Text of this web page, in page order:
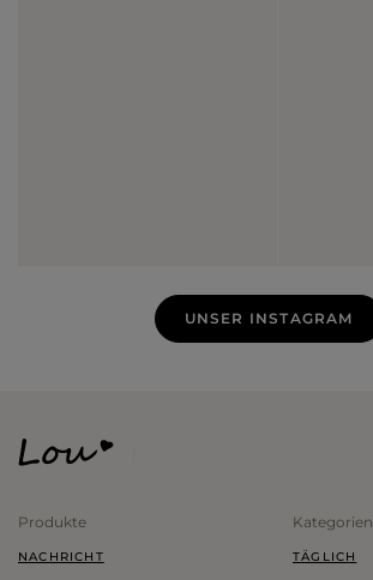
UNSER INSTAGRAM
Produkte
NACHRICHT
Kategorien
TÄGLICH